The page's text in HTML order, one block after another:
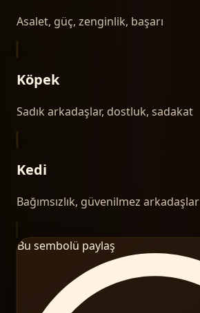
Asalet, güç, zenginlik, başarı
Köpek
Sadık arkadaşlar, dostluk, sadakat
Kedi
Bağımsızlık, güvenilmez arkadaşlar
Bu sembolü paylaş